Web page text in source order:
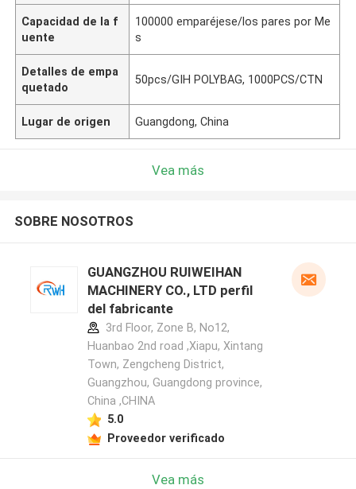
Capacidad de la f
uente
100000 emparéjese/los pares por Me
s
Detalles de empa
quetado
50pcs/GIH POLYBAG, 1000PCS/CTN
Lugar de origen Guangdong, China
Vea más
SOBRE NOSOTROS
GUANGZHOU RUIWEIHAN
MACHINERY CO., LTD perfil
del fabricante
3rd Floor, Zone B, No12,
Huanbao 2nd road ,Xiapu, Xintang
Town, Zengcheng District,
Guangzhou, Guangdong province,
China ,CHINA
5.0
Proveedor verificado
Vea más